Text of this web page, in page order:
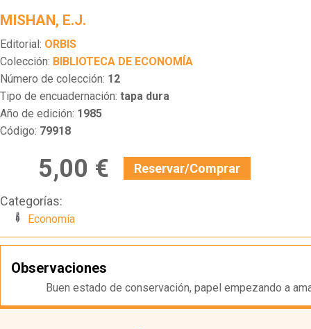
MISHAN, E.J.
Editorial: ORBIS
Colección: BIBLIOTECA DE ECONOMÍA
Número de colección: 12
Tipo de encuadernación: tapa dura
Año de edición: 1985
Código: 79918
5,00 € Reservar/Comprar
Categorías:
Economía
Observaciones
Buen estado de conservación, papel empezando a